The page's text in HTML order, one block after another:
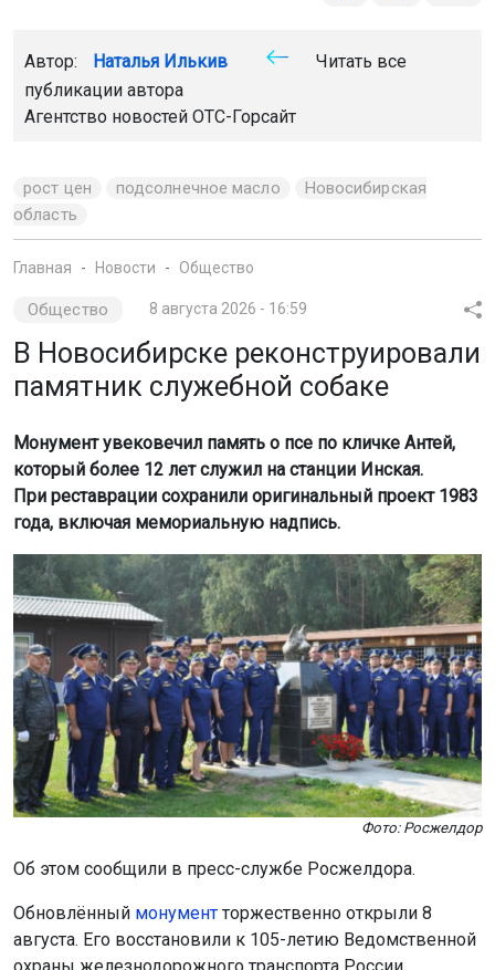
Автор: Наталья Илькив
Читать все
публикации автора
Агентство новостей ОТС-Горсайт
рост цен подсолнечное масло
Новосибирская
область
Главная Новости Общество
Общество 8 августа 2026 - 16:59
В Новосибирске реконструировали
памятник служебной собаке
Монумент увековечил память о псе по кличке Антей,
который более 12 лет служил на станции Инская.
При реставрации сохранили оригинальный проект 1983
года, включая мемориальную надпись.
Фото: Росжелдор
Об этом сообщили в пресс-службе Росжелдора.
Обновлённый монумент торжественно открыли 8
августа. Его восстановили к 105-летию Ведомственной